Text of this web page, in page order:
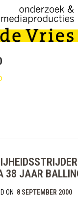
38 JAAR
ON 8 SEPTEMBER 2000